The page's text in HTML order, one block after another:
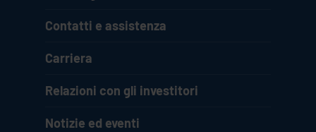
Contatti e assistenza
Carriera
Relazioni con gli investitori
Notizie ed eventi